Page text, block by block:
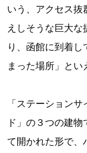
いう、アクセス抜
えしそうな巨大
り、函館に到着
まった場所」とい
「ステーション
ド」の３つの建
て開かれた形で、